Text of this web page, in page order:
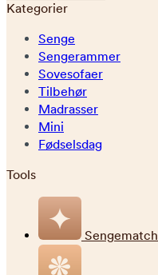
Kategorier
Senge
Sengerammer
Sovesofaer
Tilbehør
Madrasser
Mini
Fødselsdag
Tools
Sengematch